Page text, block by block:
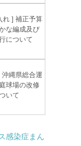
れ ] 補正予算
な編成及び
について
沖縄県総合運
球場の改修
いて
感染症まん